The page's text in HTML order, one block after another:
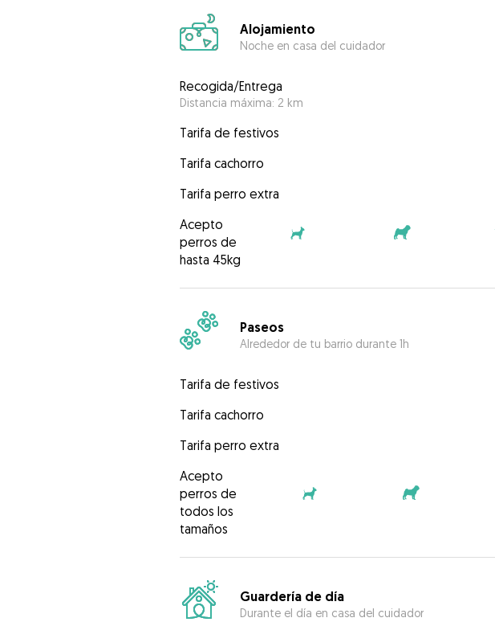
Alojamiento
Noche en casa del cuidador
Recogida/Entrega
Distancia máxima: 2 km
Tarifa de festivos
Tarifa cachorro
Tarifa perro extra
Acepto
perros de
hasta 45kg
Paseos
Alrededor de tu barrio durante 1h
Tarifa de festivos
Tarifa cachorro
Tarifa perro extra
Acepto
perros de
todos los
tamaños
Guardería de día
Durante el día en casa del cuidador